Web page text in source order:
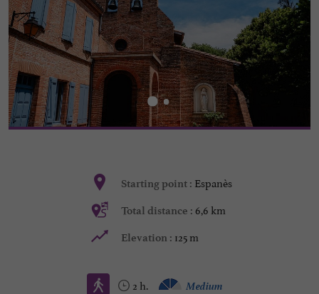
Starting point : Espanès
Total distance : 6,6 km
Elevation : 125 m
2 h. Medium